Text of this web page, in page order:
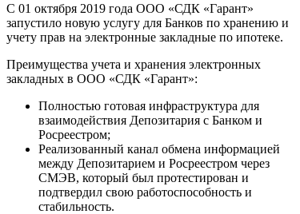
С 01 октября 2019 года ООО «СДК «Гарант»
запустило новую услугу для Банков по хранению и
учету прав на электронные закладные по ипотеке.
Преимущества учета и хранения электронных
закладных в ООО «СДК «Гарант»:
Полностью готовая инфраструктура для
взаимодействия Депозитария с Банком и
Росреестром;
Реализованный канал обмена информацией
между Депозитарием и Росреестром через
СМЭВ, который был протестирован и
подтвердил свою работоспособность и
стабильность.